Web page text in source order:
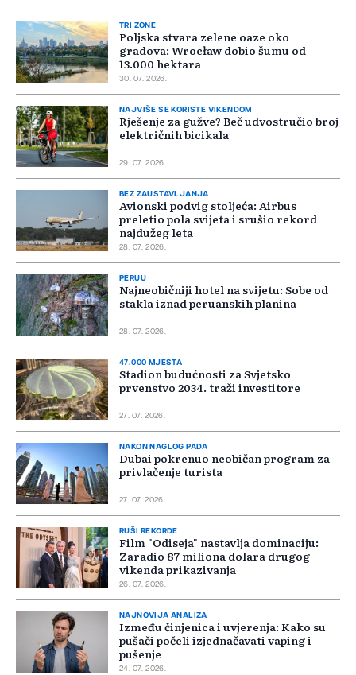
TRI ZONE
Poljska stvara zelene oaze oko
gradova: Wrocław dobio šumu od
13.000 hektara
30. 07. 2026.
NAJVIŠE SE KORISTE VIKENDOM
Rješenje za gužve? Beč udvostručio broj
električnih bicikala
29. 07. 2026.
BEZ ZAUSTAVLJANJA
Avionski podvig stoljeća: Airbus
preletio pola svijeta i srušio rekord
najdužeg leta
28. 07. 2026.
PERUU
Najneobičniji hotel na svijetu: Sobe od
stakla iznad peruanskih planina
28. 07. 2026.
47.000 MJESTA
Stadion budućnosti za Svjetsko
prvenstvo 2034. traži investitore
27. 07. 2026.
NAKON NAGLOG PADA
Dubai pokrenuo neobičan program za
privlačenje turista
27. 07. 2026.
RUŠI REKORDE
Film "Odiseja" nastavlja dominaciju:
Zaradio 87 miliona dolara drugog
vikenda prikazivanja
26. 07. 2026.
NAJNOVIJA ANALIZA
Između činjenica i uvjerenja: Kako su
pušači počeli izjednačavati vaping i
pušenje
24. 07. 2026.